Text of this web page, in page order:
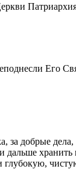
Его
добрые дела,
дальше хранить
глубокую,